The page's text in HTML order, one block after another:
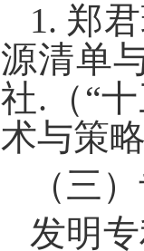
1. 郑
源清单
社. （ “
术与策
（三
发明